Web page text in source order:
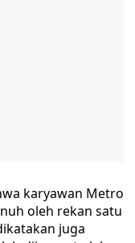
karyawan Metro
oleh rekan satu
juga